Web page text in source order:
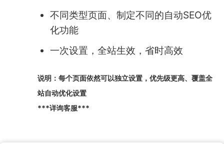
不同类型页面、制定不同的自动SEO优
化功能
一次设置，全站生效，省时高效
说明：每个页面依然可以独立设置，优先级更高、覆盖全
站自动优化设置
***详询客服***